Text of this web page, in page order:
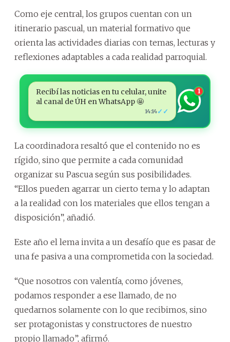
Como eje central, los grupos cuentan con un
itinerario pascual, un material formativo que
orienta las actividades diarias con temas, lecturas y
reflexiones adaptables a cada realidad parroquial.
Recibí las noticias en tu celular, unite
al canal de ÚH en WhatsApp 🤩
14:14✓✓
1
La coordinadora resaltó que el contenido no es
rígido, sino que permite a cada comunidad
organizar su Pascua según sus posibilidades.
“Ellos pueden agarrar un cierto tema y lo adaptan
a la realidad con los materiales que ellos tengan a
disposición”, añadió.
Este año el lema invita a un desafío que es pasar de
una fe pasiva a una comprometida con la sociedad.
“Que nosotros con valentía, como jóvenes,
podamos responder a ese llamado, de no
quedarnos solamente con lo que recibimos, sino
ser protagonistas y constructores de nuestro
propio llamado”, afirmó.